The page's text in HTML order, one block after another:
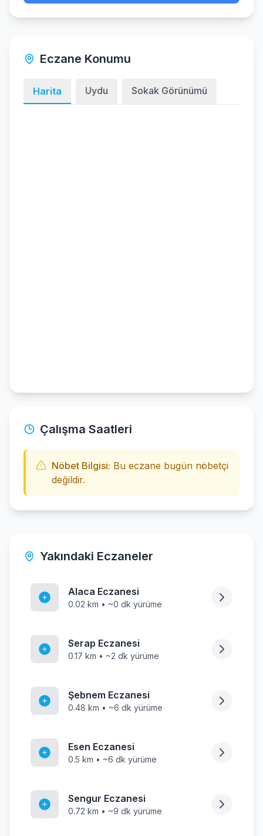
Eczane Konumu
Harita Uydu Sokak Görünümü
Çalışma Saatleri
Nöbet Bilgisi: Bu eczane bugün nöbetçi
değildir.
Yakındaki Eczaneler
Alaca Eczanesi
0.02 km • ~0 dk yürüme
Serap Eczanesi
0.17 km • ~2 dk yürüme
Şebnem Eczanesi
0.48 km • ~6 dk yürüme
Esen Eczanesi
0.5 km • ~6 dk yürüme
Sengur Eczanesi
0.72 km • ~9 dk yürüme